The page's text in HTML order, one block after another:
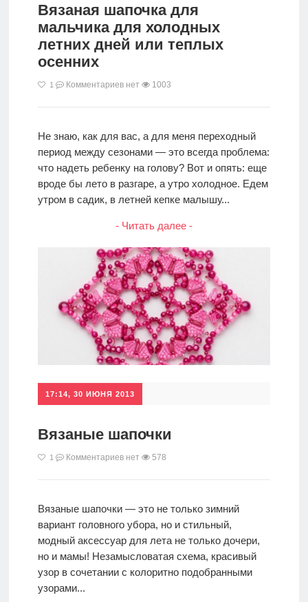
Вязаная шапочка для
мальчика для холодных
летних дней или теплых
осенних
1 Комментариев нет 1003
Не знаю, как для вас, а для меня переходный
период между сезонами — это всегда проблема:
что надеть ребенку на голову? Вот и опять: еще
вроде бы лето в разгаре, а утро холодное. Едем
утром в садик, в летней кепке малышу...
- Читать далее -
17:14, 30 ИЮНЯ 2013
Вязаные шапочки
1 Комментариев нет 578
Вязаные шапочки — это не только зимний
вариант головного убора, но и стильный,
модный аксессуар для лета не только дочери,
но и мамы! Незамысловатая схема, красивый
узор в сочетании с колоритно подобранными
узорами...